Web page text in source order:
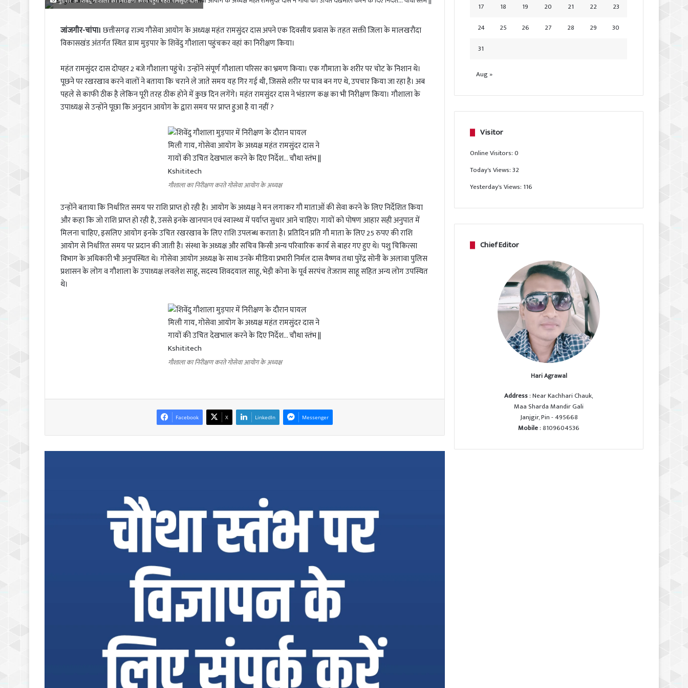
जांजगीर-चांपा। छत्तीसगढ़ राज्य गौसेवा आयोग के अध्यक्ष महंत रामसुंदर दास अपने एक दिवसीय प्रवास के तहत सक्ती जिला के मालखरौदा
विकासखंड अंतर्गत स्थित ग्राम मुड़पार के शिवेंदु गौशाला पहुंचकर वहां का निरीक्षण किया।
महंत रामसुंदर दास दोपहर 2 बजे गौशाला पहुंचे। उन्होंने संपूर्ण गौशाला परिसर का भ्रमण किया। एक गौमाता के शरीर पर चोट के निशान थे।
पूछने पर रखरखाव करने वालों ने बताया कि चराने ले जाते समय यह गिर गई थी, जिससे शरीर पर घाव बन गए थे, उपचार किया जा रहा है। अब
पहले से काफी ठीक है लेकिन पूरी तरह ठीक होने में कुछ दिन लगेंगे। महंत रामसुंदर दास ने भंडारण कक्ष का भी निरीक्षण किया। गौशाला के
उपाध्यक्ष से उन्होंने पूछा कि अनुदान आयोग के द्वारा समय पर प्राप्त हुआ है या नहीं ?
गौशाला का निरीक्षण करते गोसेवा आयोग के अध्यक्ष
उन्होंने बताया कि निर्धारित समय पर राशि प्राप्त हो रही है। आयोग के अध्यक्ष ने मन लगाकर गौ माताओं की सेवा करने के लिए निर्देशित किया
और कहा कि जो राशि प्राप्त हो रही है, उससे इनके खानपान एवं स्वास्थ्य में पर्याप्त सुधार आने चाहिए। गायों को पोषण आहार सही अनुपात में
मिलना चाहिए, इसलिए आयोग इनके उचित रखरखाव के लिए राशि उपलब्ध कराता है। प्रतिदिन प्रति गौ माता के लिए 25 रुपए की राशि
आयोग से निर्धारित समय पर प्रदान की जाती है। संस्था के अध्यक्ष और सचिव किसी अन्य परिवारिक कार्य से बाहर गए हुए थे। पशु चिकित्सा
विभाग के अधिकारी भी अनुपस्थित थे। गोसेवा आयोग अध्यक्ष के साथ उनके मीडिया प्रभारी निर्मल दास वैष्णव तथा पुरेंद्र सोनी के अलावा पुलिस
प्रशासन के लोग व गौशाला के उपाध्यक्ष लवलेश साहू, सदस्य शिवदयाल साहू, भेड़ी कोना के पूर्व सरपंच तेजराम साहू सहित अन्य लोग उपस्थित
थे।
गौशाला का निरीक्षण करते गोसेवा आयोग के अध्यक्ष
Facebook X LinkedIn Messenger
17 18 19 20 21 22
23
24
25 26 27 28 29
30
31
Aug »
Visitor
Online Visitors:0
Today's Views:32
Yesterday's Views: 116
Chief Editor
Hari Agrawal
Address: Near Kachhari Chauk,
Maa Sharda Mandir Gali
Janjgir, Pin - 495668
Mobile: 8109604536